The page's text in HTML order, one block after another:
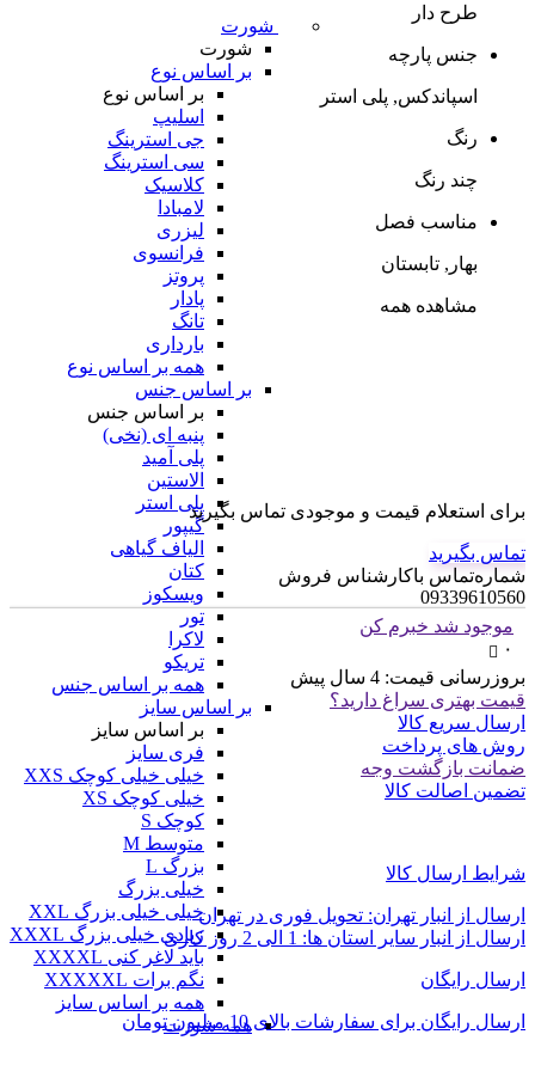
شورت
شورت
بر اساس نوع
بر اساس نوع
اسلیپ
جی استرینگ
سی استرینگ
کلاسیک
لامبادا
لیزری
فرانسوی
پروتز
پادار
تانگ
بارداری
همه بر اساس نوع
بر اساس جنس
بر اساس جنس
پنبه ای (نخی)
پلی آمید
الاستین
پلی استر
گیپور
الیاف گیاهی
کتان
ویسکوز
تور
لاکرا
تریکو
همه بر اساس جنس
بر اساس سایز
بر اساس سایز
فری سایز
خیلی خیلی کوچک XXS
خیلی کوچک XS
کوچک S
متوسط M
بزرگ L
خیلی بزرگ
خیلی خیلی بزرگ XXL
زیادی خیلی بزرگ XXXL
باید لاغر کنی XXXXL
نگم برات XXXXXL
همه بر اساس سایز
همه شورت
طرح دار
جنس پارچه
اسپاندکس, پلی استر
رنگ
چند رنگ
مناسب فصل
بهار, تابستان
مشاهده همه
برای استعلام قیمت و موجودی تماس بگیرید
تماس بگیرید
شماره‌تماس‌ با‌کارشناس فروش
09339610560
موجود شد خبرم کن
۰
بروزرسانی قیمت: 4 سال پیش
قیمت بهتری سراغ دارید؟
ارسال سریع کالا
روش های پرداخت
ضمانت بازگشت وجه
تضمین اصالت کالا
شرایط ارسال کالا
ارسال از انبار تهران: تحویل فوری در تهران
ارسال از انبار سایر استان ها: 1 الی 2 روز کاری
ارسال رایگان
ارسال رایگان برای سفارشات بالای 10 میلیون تومان